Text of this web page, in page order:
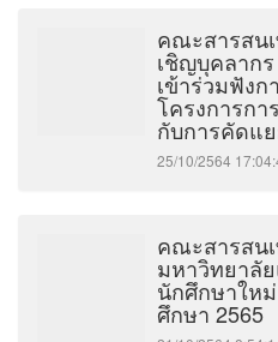
คณะสารสน
เชิญบุคลาก
เข้าร่วมฟัง
โครงการกา
กับการคัดแ
25/10/2564
คณะสารสน
มหาวิทยาลั
นักศึกษาให
ศึกษา 2565